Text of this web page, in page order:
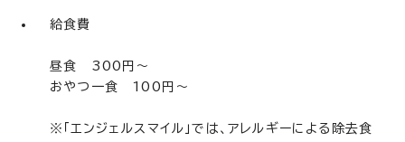
給食費
昼食 300円～
おやつ一食 100円～
※「エンジェルスマイル」では、アレルギーによる除去食